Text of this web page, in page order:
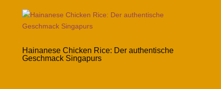
Hainanese Chicken Rice: Der authentische
Geschmack Singapurs